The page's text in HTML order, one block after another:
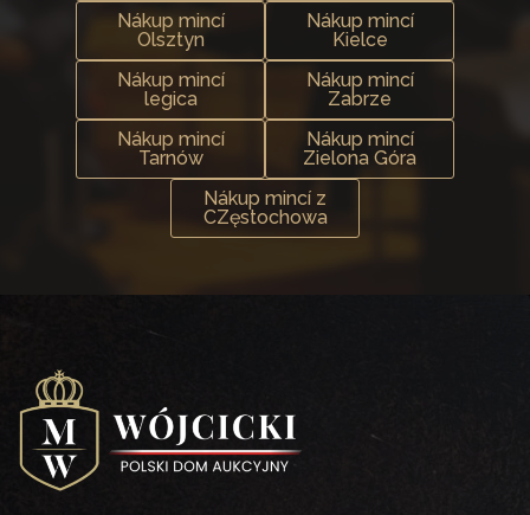
Nákup mincí
Olsztyn
Nákup mincí
Kielce
Nákup mincí
legica
Nákup mincí
Zabrze
Nákup mincí
Tarnów
Nákup mincí
Zielona Góra
Nákup mincí z
CZęstochowa